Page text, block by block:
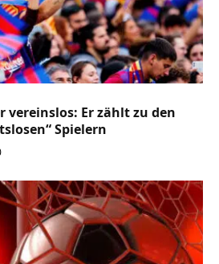
vereinslos: Er zählt zu den
Spielern